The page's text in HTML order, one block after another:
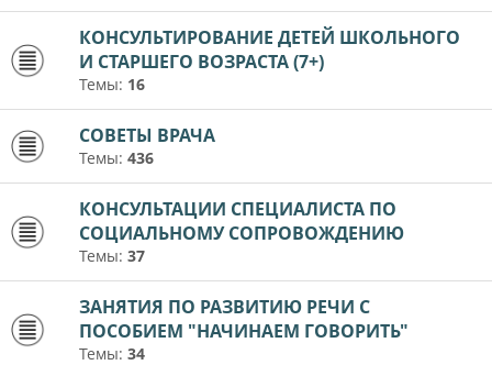
КОНСУЛЬТИРОВАНИЕ ДЕТЕЙ ШКОЛЬНОГО
И СТАРШЕГО ВОЗРАСТА (7+)
Темы: 16
СОВЕТЫ ВРАЧА
Темы: 436
КОНСУЛЬТАЦИИ СПЕЦИАЛИСТА ПО
СОЦИАЛЬНОМУ СОПРОВОЖДЕНИЮ
Темы: 37
ЗАНЯТИЯ ПО РАЗВИТИЮ РЕЧИ С
ПОСОБИЕМ "НАЧИНАЕМ ГОВОРИТЬ"
Темы: 34